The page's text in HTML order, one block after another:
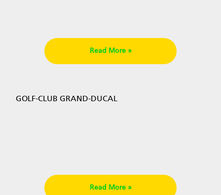
GOLF-CLUB GRAND-DUCAL
Read More »
Read More »